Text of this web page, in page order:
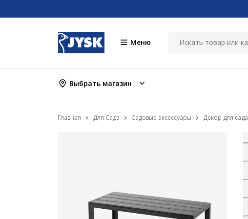
Меню
Выбрать магазин
Главная Для Сада Садовые аксессуары Декор для сада